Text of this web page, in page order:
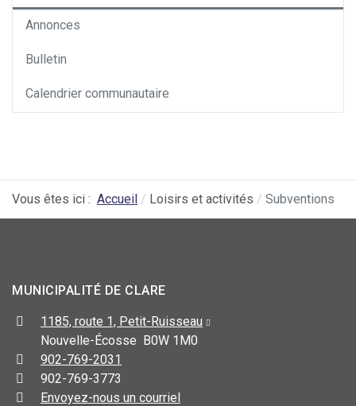
Annonces
Bulletin
Calendrier communautaire
Vous êtes ici : Accueil Loisirs et activités Subventions
MUNICIPALITÉ DE CLARE
1185, route 1, Petit-Ruisseau
Nouvelle-Écosse B0W 1M0
902-769-2031
902-769-3773
Envoyez-nous un courriel